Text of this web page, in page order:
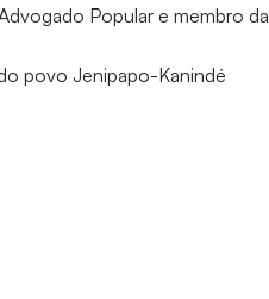
Popular e membro da
povo Jenipapo-Kanindé